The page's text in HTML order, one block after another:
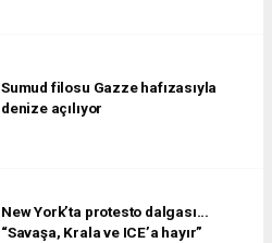
Sumud filosu Gazze hafızasıyla
denize açılıyor
New York’ta protesto dalgası...
“Savaşa, Krala ve ICE’a hayır”